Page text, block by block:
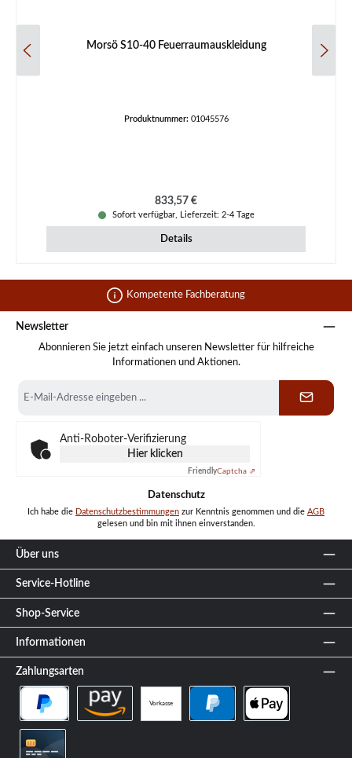
Morsö S10-40 Feuerraumauskleidung
Produktnummer: 01045576
Regulärer Preis:
833,57 €
Sofort verfügbar, Lieferzeit: 2-4 Tage
Details
Kompetente Fachberatung
Newsletter
Abonnieren Sie jetzt einfach unseren Newsletter für hilfreiche
Informationen und Aktionen.
Mail-
Anti-Roboter-Verifizierung
Hier klicken
FriendlyCaptcha ⇗
Datenschutz
Ich habe die Datenschutzbestimmungen zur Kenntnis genommen und die AGB
gelesen und bin mit ihnen einverstanden.
Über uns
Service-Hotline
Shop-Service
Informationen
Zahlungsarten
Vorkasse
PayPal Später Bezahlen